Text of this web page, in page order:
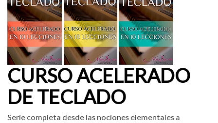
CURSO ACELERADO
DE TECLADO
Serie completa desde las nociones elementales a